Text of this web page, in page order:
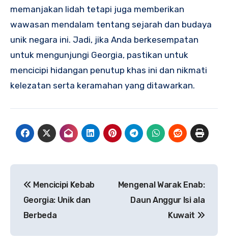
memanjakan lidah tetapi juga memberikan
wawasan mendalam tentang sejarah dan budaya
unik negara ini. Jadi, jika Anda berkesempatan
untuk mengunjungi Georgia, pastikan untuk
mencicipi hidangan penutup khas ini dan nikmati
kelezatan serta keramahan yang ditawarkan.
pos
Mencicipi Kebab
Georgia: Unik dan
Berbeda
Mengenal Warak Enab:
Daun Anggur Isi ala
Kuwait